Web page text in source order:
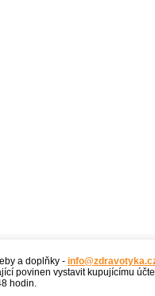
a doplňky -
povinen vystavit kupujícímu
hodin.